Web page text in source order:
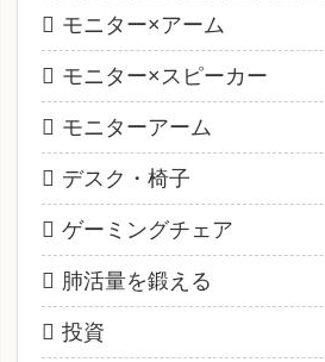
モニター×アーム
モニター×スピーカー
モニターアーム
デスク・椅子
ゲーミングチェア
肺活量を鍛える
投資